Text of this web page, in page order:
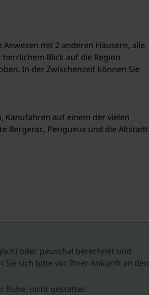
mit 2 anderen Häusern, alle
Blick auf die Region
In der Zwischenzeit können Sie
Kanufahren auf einem der vielen
Bergerac, Perigueux und die Altstadt
oder pauschal berechnet und
Sie sich bitte vor Ihrer Ankunft an den
Ruhe, nicht gestattet